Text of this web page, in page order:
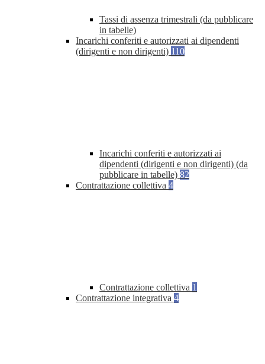
Tassi di assenza trimestrali (da pubblicare
in tabelle)
Incarichi conferiti e autorizzati ai dipendenti
(dirigenti e non dirigenti) 110
Incarichi conferiti e autorizzati ai
dipendenti (dirigenti e non dirigenti) (da
pubblicare in tabelle) 82
Contrattazione collettiva 4
Contrattazione collettiva 1
Contrattazione integrativa 4